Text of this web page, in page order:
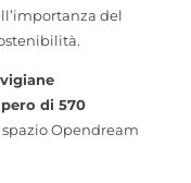
del
di 570
spazio Opendream